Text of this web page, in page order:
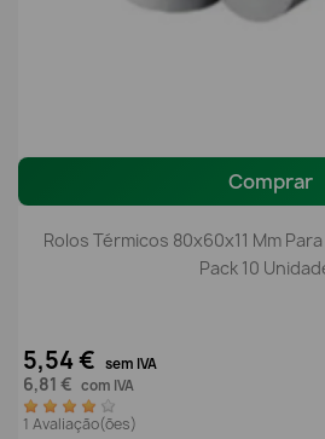
Comprar
Rolos Térmicos 80x60x11 Mm
Pack 10
5,54 € sem IVA
6,81 € com IVA
1 Avaliação(ões)